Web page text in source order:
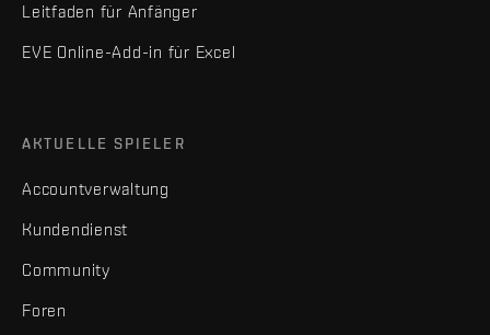
Leitfaden für Anfänger
EVE Online-Add-in für Excel
AKTUELLE SPIELER
Accountverwaltung
Kundendienst
Community
Foren